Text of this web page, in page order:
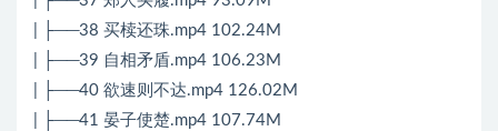
| ├──38 买椟还珠.mp4 102.24M
| ├──39 自相矛盾.mp4 106.23M
| ├──40 欲速则不达.mp4 126.02M
| ├──41 晏子使楚.mp4 107.74M